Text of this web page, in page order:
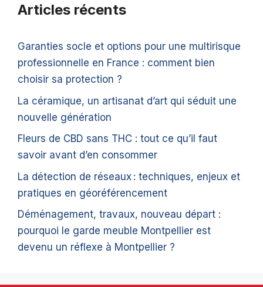
Articles récents
Garanties socle et options pour une multirisque
professionnelle en France : comment bien
choisir sa protection ?
La céramique, un artisanat d’art qui séduit une
nouvelle génération
Fleurs de CBD sans THC : tout ce qu’il faut
savoir avant d’en consommer
La détection de réseaux : techniques, enjeux et
pratiques en géoréférencement
Déménagement, travaux, nouveau départ :
pourquoi le garde meuble Montpellier est
devenu un réflexe à Montpellier ?